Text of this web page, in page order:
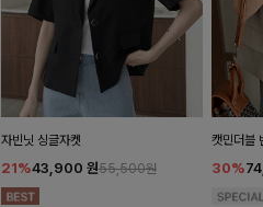
자빈닛 싱글자켓
21%43,900 원55,500원
캣민더블
30%